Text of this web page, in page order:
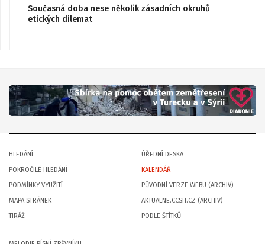
Současná doba nese několik zásadních okruhů
etických dilemat
HLEDÁNÍ
POKROČILÉ HLEDÁNÍ
PODMÍNKY VYUŽITÍ
MAPA STRÁNEK
TIRÁŽ
ÚŘEDNÍ DESKA
KALENDÁŘ
PŮVODNÍ VERZE WEBU (ARCHIV)
AKTUALNE.CCSH.CZ (ARCHIV)
PODLE ŠTÍTKŮ